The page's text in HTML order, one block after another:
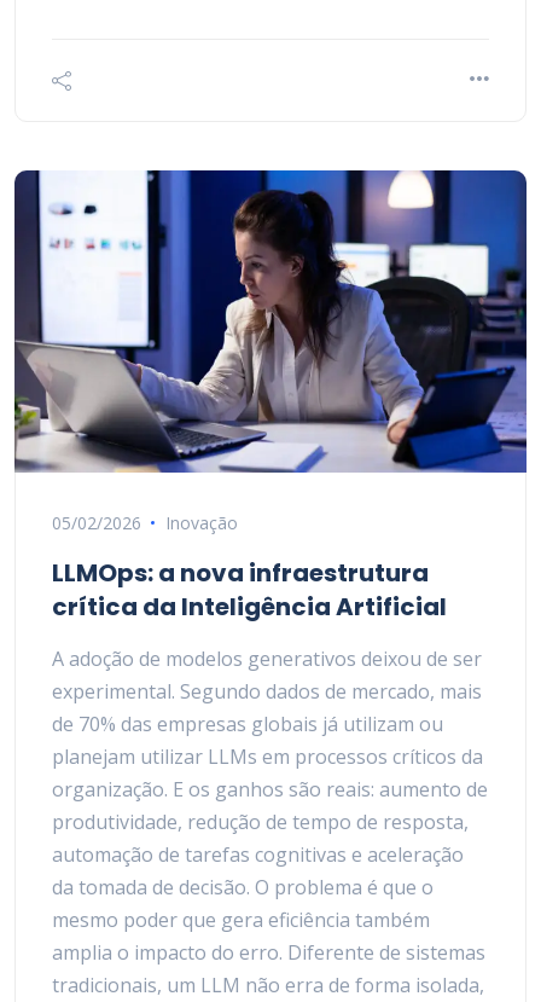
05/02/2026 Inovação
LLMOps: a nova infraestrutura
crítica da Inteligência Artificial
A adoção de modelos generativos deixou de ser
experimental. Segundo dados de mercado, mais
de 70% das empresas globais já utilizam ou
planejam utilizar LLMs em processos críticos da
organização. E os ganhos são reais: aumento de
produtividade, redução de tempo de resposta,
automação de tarefas cognitivas e aceleração
da tomada de decisão. O problema é que o
mesmo poder que gera eficiência também
amplia o impacto do erro. Diferente de sistemas
tradicionais, um LLM não erra de forma isolada,